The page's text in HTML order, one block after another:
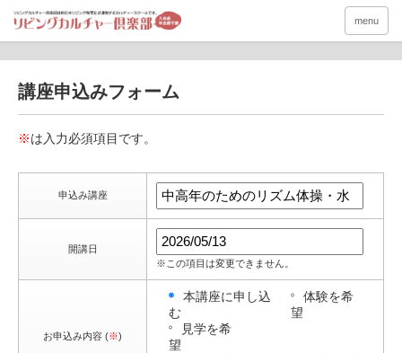
menu
講座申込みフォーム
※は入力必須項目です。
申込み講座
開講日
※この項目は変更できません。
お申込み内容 (※)
本講座に申し込
む
体験を希
望
見学を希
望